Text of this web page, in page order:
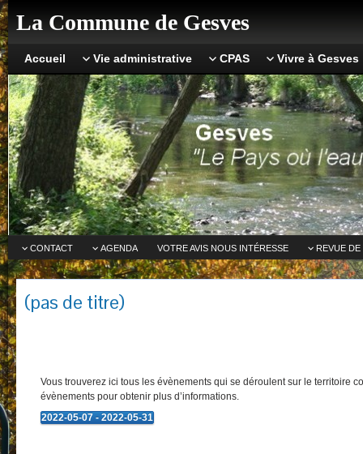
La Commune de Gesves
Accueil Vie administrative CPAS Vivre à Gesves
CONTACT AGENDA VOTRE AVIS NOUS INTÉRESSE REVUE DE
(pas de titre)
Vous trouverez ici tous les évènements qui se déroulent sur le territoire
évènements pour obtenir plus d’informations.
Évènements
2022-05-07 - 2022-05-31